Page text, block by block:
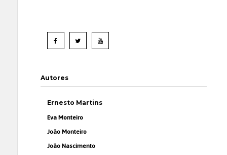
Autores
Ernesto Martins
Eva Monteiro
João Monteiro
João Nascimento